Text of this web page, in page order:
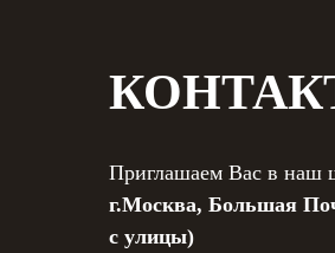
Приглашаем Вас в наш
г.Москва, Большая
с улицы)